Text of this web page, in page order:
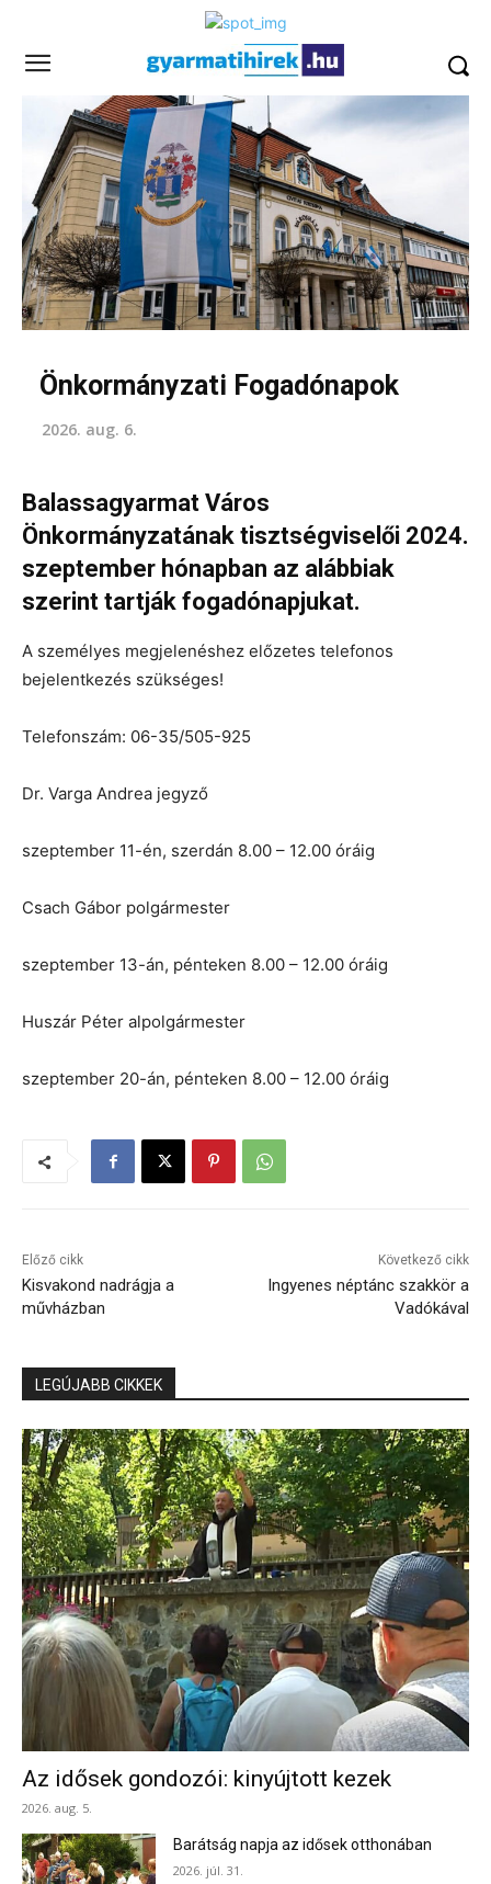
Önkormányzati Fogadónapok
2026. aug. 6.
Balassagyarmat Város
Önkormányzatának tisztségviselői 2024.
szeptember hónapban az alábbiak
szerint tartják fogadónapjukat.
A személyes megjelenéshez előzetes telefonos
bejelentkezés szükséges!
Telefonszám: 06-35/505-925
Dr. Varga Andrea jegyző
szeptember 11-én, szerdán 8.00 – 12.00 óráig
Csach Gábor polgármester
szeptember 13-án, pénteken 8.00 – 12.00 óráig
Huszár Péter alpolgármester
szeptember 20-án, pénteken 8.00 – 12.00 óráig
Előző cikk
Kisvakond nadrágja a
művházban
Következő cikk
Ingyenes néptánc szakkör a
Vadókával
LEGÚJABB CIKKEK
Az idősek gondozói: kinyújtott kezek
2026. aug. 5.
Barátság napja az idősek otthonában
2026. júl. 31.